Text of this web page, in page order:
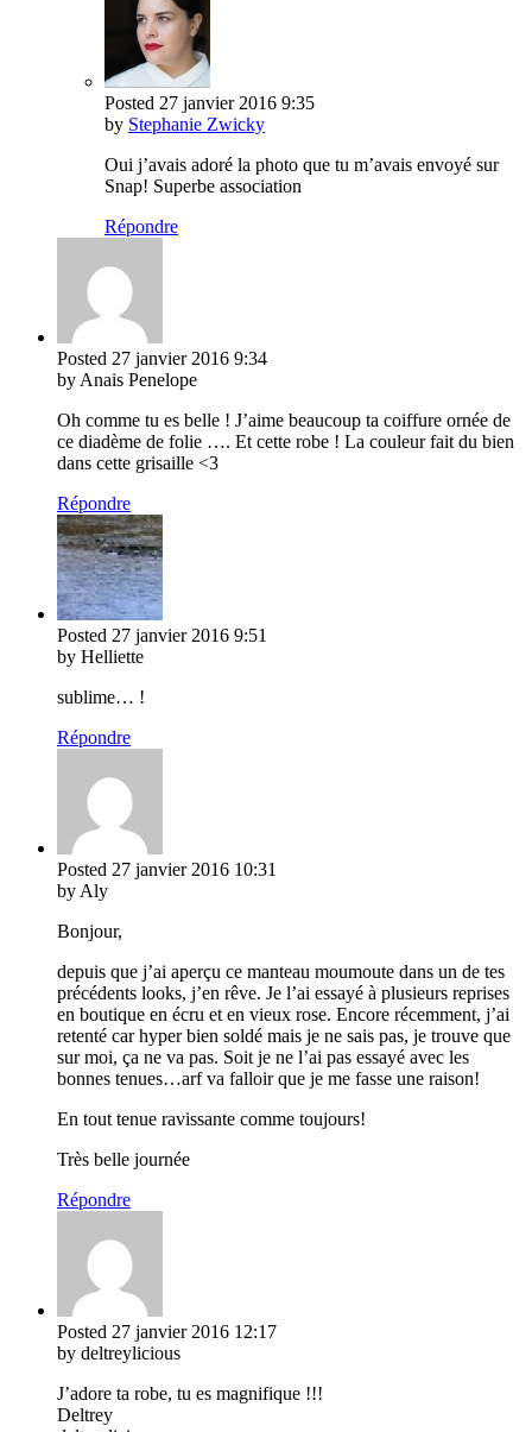
Posted 27 janvier 2016 9:35
by Stephanie Zwicky
Oui j’avais adoré la photo que tu m’avais envoyé sur
Snap! Superbe association
Répondre
Posted 27 janvier 2016 9:34
by Anais Penelope
Oh comme tu es belle ! J’aime beaucoup ta coiffure ornée de
ce diadème de folie …. Et cette robe ! La couleur fait du bien
dans cette grisaille <3
Répondre
Posted 27 janvier 2016 9:51
by Helliette
sublime… !
Répondre
Posted 27 janvier 2016 10:31
by Aly
Bonjour,
depuis que j’ai aperçu ce manteau moumoute dans un de tes
précédents looks, j’en rêve. Je l’ai essayé à plusieurs reprises
en boutique en écru et en vieux rose. Encore récemment, j’ai
retenté car hyper bien soldé mais je ne sais pas, je trouve que
sur moi, ça ne va pas. Soit je ne l’ai pas essayé avec les
bonnes tenues…arf va falloir que je me fasse une raison!
En tout tenue ravissante comme toujours!
Très belle journée
Répondre
Posted 27 janvier 2016 12:17
by deltreylicious
J’adore ta robe, tu es magnifique !!!
Deltrey